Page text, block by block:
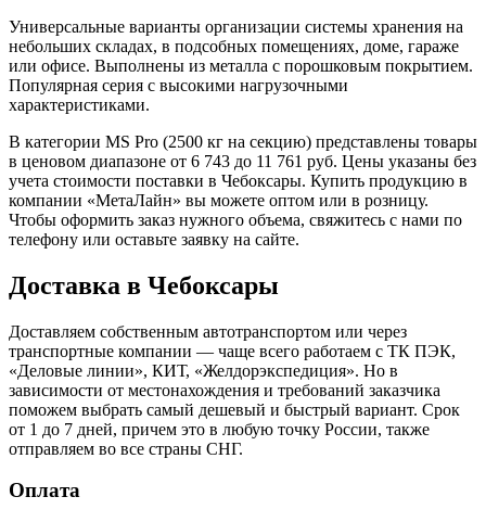
Универсальные варианты организации системы хранения на
небольших складах, в подсобных помещениях, доме, гараже
или офисе. Выполнены из металла с порошковым покрытием.
Популярная серия с высокими нагрузочными
характеристиками.
В категории MS Pro (2500 кг на секцию) представлены товары
в ценовом диапазоне от 6 743 до 11 761 руб. Цены указаны без
учета стоимости поставки в Чебоксары. Купить продукцию в
компании «МетаЛайн» вы можете оптом или в розницу.
Чтобы оформить заказ нужного объема, свяжитесь с нами по
телефону или оставьте заявку на сайте.
Доставка в Чебоксары
Доставляем собственным автотранспортом или через
транспортные компании — чаще всего работаем с ТК ПЭК,
«Деловые линии», КИТ, «Желдорэкспедиция». Но в
зависимости от местонахождения и требований заказчика
поможем выбрать самый дешевый и быстрый вариант. Срок
от 1 до 7 дней, причем это в любую точку России, также
отправляем во все страны СНГ.
Оплата